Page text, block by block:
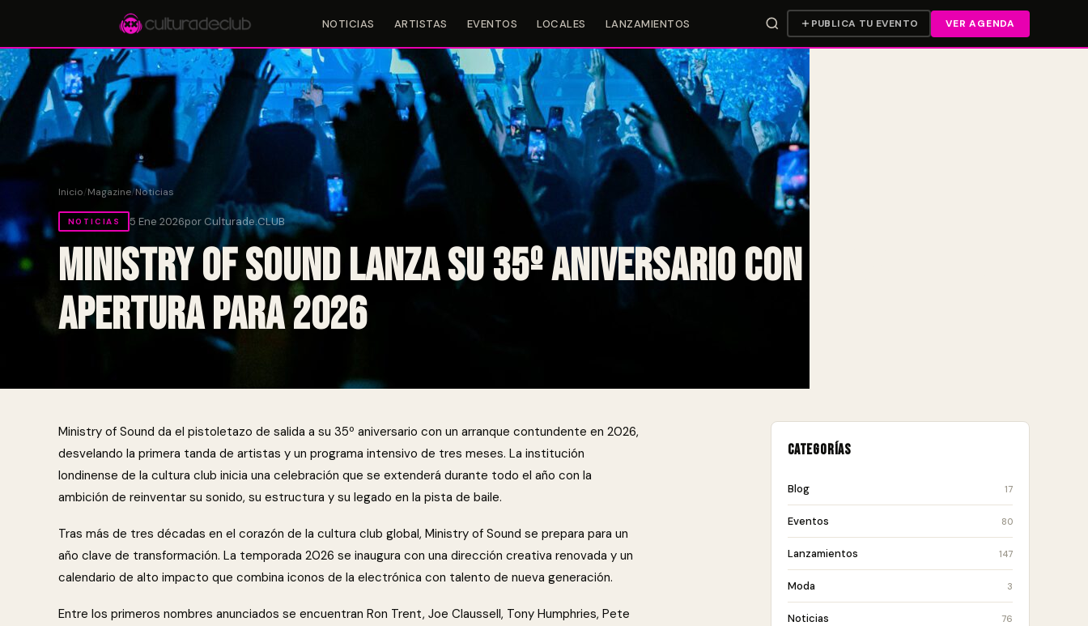
NOTICIAS ARTISTAS EVENTOS LOCALES LANZAMIENTOS PUBLICA TU EVENTO VER AGENDA
Accesos rápidos: 🎪 Eventos🎤 Artistas 📰 Magazine
Inicio/Magazine/Noticias
NOTICIAS 5 Ene 2026por Culturade.CLUB
Ministry of Sound lanza su 35º aniversario con el cartel de
apertura para 2026
Ministry of Sound da el pistoletazo de salida a su 35º aniversario con un arranque contundente en 2026,
desvelando la primera tanda de artistas y un programa intensivo de tres meses. La institución
londinense de la cultura club inicia una celebración que se extenderá durante todo el año con la
ambición de reinventar su sonido, su estructura y su legado en la pista de baile.
Tras más de tres décadas en el corazón de la cultura club global, Ministry of Sound se prepara para un
año clave de transformación. La temporada 2026 se inaugura con una dirección creativa renovada y un
calendario de alto impacto que combina iconos de la electrónica con talento de nueva generación.
Entre los primeros nombres anunciados se encuentran Ron Trent, Joe Claussell, Tony Humphries, Pete
Categorías
Blog 17
Eventos 80
Lanzamientos 147
Moda 3
Noticias 76